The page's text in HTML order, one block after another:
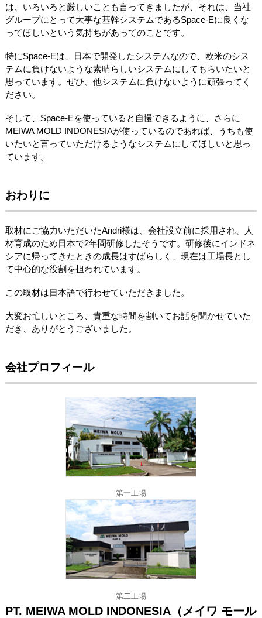
は、いろいろと厳しいことも言ってきましたが、それは、当社
グループにとって大事な基幹システムであるSpace-Eに良くな
ってほしいという気持ちがあってのことです。
特にSpace-Eは、日本で開発したシステムなので、欧米のシス
テムに負けないような素晴らしいシステムにしてもらいたいと
思っています。ぜひ、他システムに負けないように頑張ってく
ださい。
そして、Space-Eを使っていると自慢できるように、さらに
MEIWA MOLD INDONESIAが使っているのであれば、うちも使
いたいと言っていただけるようなシステムにしてほしいと思っ
ています。
おわりに
取材にご協力いただいたAndri様は、会社設立前に採用され、人
材育成のため日本で2年間研修したそうです。研修後にインドネ
シアに帰ってきたときの成長はすばらしく、現在は工場長とし
て中心的な役割を担われています。
この取材は日本語で行わせていただきました。
大変お忙しいところ、貴重な時間を割いてお話を聞かせていた
だき、ありがとうございました。
会社プロフィール
第一工場
第二工場
PT. MEIWA MOLD INDONESIA（メイワ モール